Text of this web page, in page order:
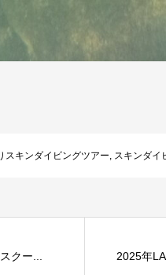
スキンダイビングツアー, スキンダイ
クー... 2025年